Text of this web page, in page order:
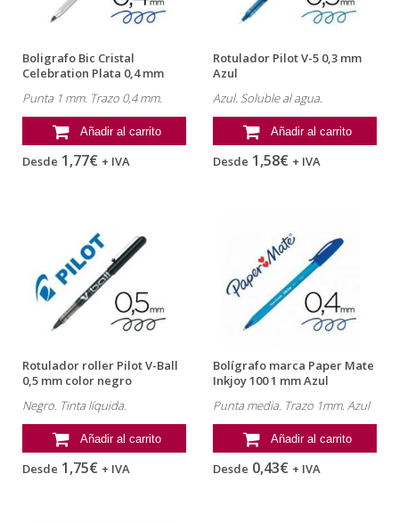
Boligrafo Bic Cristal
Celebration Plata 0,4 mm
Punta 1 mm. Trazo 0,4 mm.
Añadir al carrito
Desde 1,77€ + IVA
Rotulador Pilot V-5 0,3 mm
Azul
Azul. Soluble al agua.
Añadir al carrito
Desde 1,58€ + IVA
Rotulador roller Pilot V-Ball
0,5 mm color negro
Negro. Tinta líquida.
Añadir al carrito
Desde 1,75€ + IVA
Bolígrafo marca Paper Mate
Inkjoy 100 1 mm Azul
Punta media. Trazo 1mm. Azul
Añadir al carrito
Desde 0,43€ + IVA